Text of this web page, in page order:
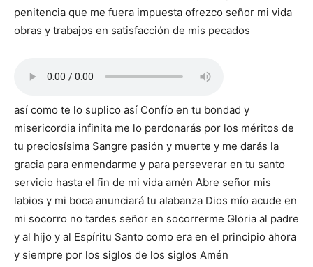
penitencia que me fuera impuesta ofrezco señor mi vida
obras y trabajos en satisfacción de mis pecados
así como te lo suplico así Confío en tu bondad y
misericordia infinita me lo perdonarás por los méritos de
tu preciosísima Sangre pasión y muerte y me darás la
gracia para enmendarme y para perseverar en tu santo
servicio hasta el fin de mi vida amén Abre señor mis
labios y mi boca anunciará tu alabanza Dios mío acude en
mi socorro no tardes señor en socorrerme Gloria al padre
y al hijo y al Espíritu Santo como era en el principio ahora
y siempre por los siglos de los siglos Amén